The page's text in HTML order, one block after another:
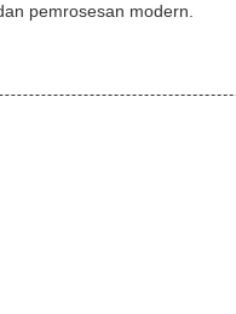
pemrosesan modern.